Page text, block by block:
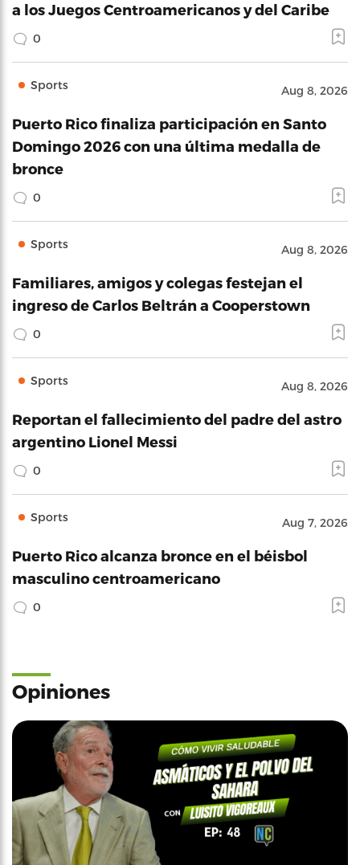
a los Juegos Centroamericanos y del Caribe
0
Sports Aug 8, 2026
Puerto Rico finaliza participación en Santo
Domingo 2026 con una última medalla de
bronce
0
Sports Aug 8, 2026
Familiares, amigos y colegas festejan el
ingreso de Carlos Beltrán a Cooperstown
0
Sports Aug 8, 2026
Reportan el fallecimiento del padre del astro
argentino Lionel Messi
0
Sports Aug 7, 2026
Puerto Rico alcanza bronce en el béisbol
masculino centroamericano
0
Opiniones